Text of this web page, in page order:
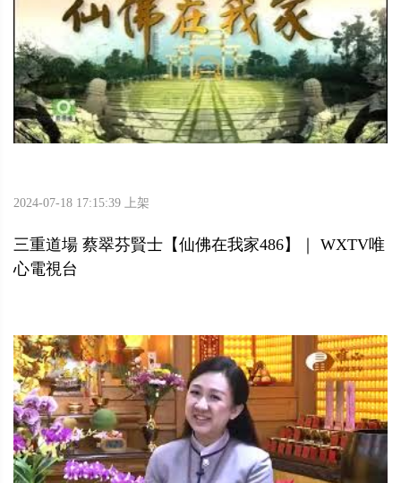
2024-07-18 17:15:39 上架
三重道場 蔡翠芬賢士【仙佛在我家486】｜ WXTV唯
心電視台